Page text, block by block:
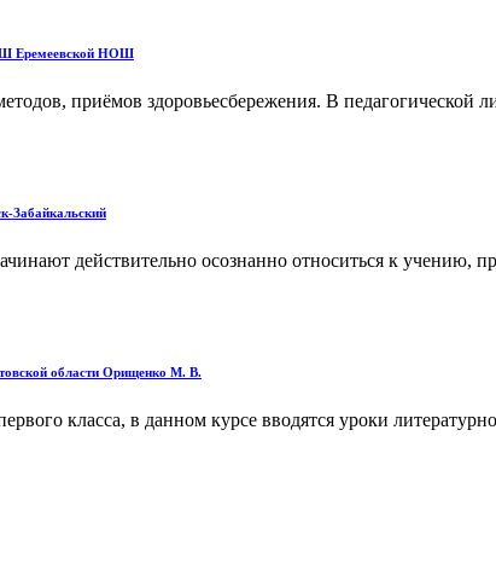
Еремеевской НОШ
приёмов здоровьесбережения. В педагогической
Забайкальский
действительно осознанно относиться к учению,
области Орищенко М. В.
класса, в данном курсе вводятся уроки